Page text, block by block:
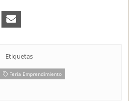
Etiquetas
Feria Emprendimiento